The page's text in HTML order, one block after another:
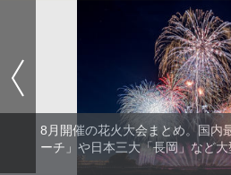
8月開催の花火大会まとめ。国内
ーチ」や日本三大「長岡」など大